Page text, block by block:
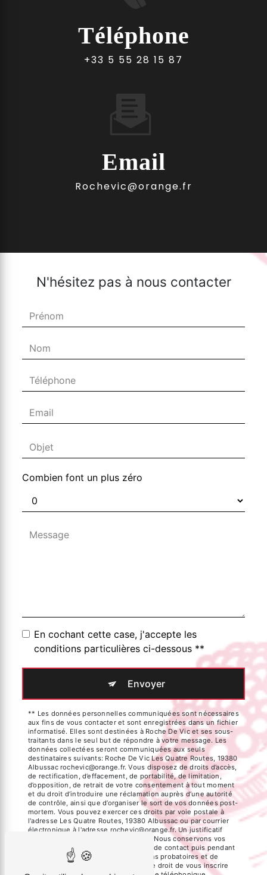
Téléphone
+33 5 55 28 15 87
Email
rochevic@orange.fr
N'hésitez pas à nous contacter
Combien font un plus zéro
En cochant cette case, j'accepte les
conditions particulières ci-dessous **
Envoyer
** Les données personnelles communiquées sont nécessaires
aux fins de vous contacter et sont enregistrées dans un fichier
informatisé. Elles sont destinées à Roche De Vic et ses sous-
traitants dans le seul but de répondre à votre message. Les
données collectées seront communiquées aux seuls
destinataires suivants: Roche De Vic Les Quatre Routes, 19380
Albussac rochevic@orange.fr. Vous disposez de droits d’accès,
de rectification, d’effacement, de portabilité, de limitation,
d’opposition, de retrait de votre consentement à tout moment
et du droit d’introduire une réclamation auprès d’une autorité
de contrôle, ainsi que d’organiser le sort de vos données post-
mortem. Vous pouvez exercer ces droits par voie postale à
l'adresse Les Quatre Routes, 19380 Albussac ou par courrier
électronique à l'adresse rochevic@orange.fr. Un justificatif
d'identité pourra vous être demandé. Nous conservons vos
données pendant la période de prise de contact puis pendant
la durée de prescription légale aux fins probatoires et de
gestion des contentieux. Vous avez le droit de vous inscrire